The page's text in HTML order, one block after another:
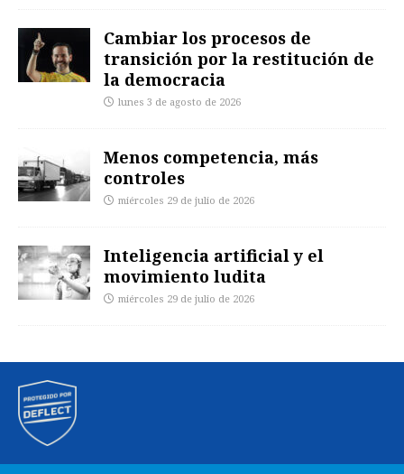
Cambiar los procesos de
transición por la restitución de
la democracia
lunes 3 de agosto de 2026
Menos competencia, más
controles
miércoles 29 de julio de 2026
Inteligencia artificial y el
movimiento ludita
miércoles 29 de julio de 2026